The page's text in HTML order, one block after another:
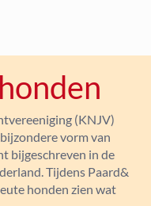
(KNJV)
vorm van
bijgeschreven in de
Tijdens Paard&
honden zien wat